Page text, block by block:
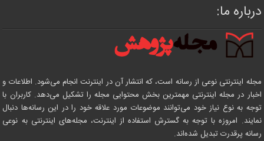
درباره ما:
مجله اینترنتی نوعی از رسانه است، که انتشار آن در اینترنت انجام می‌شود. اطلاعات و
اخبار در مجله اینترنتی مهمترین بخش محتوایی مجله را تشکیل می‌دهد. کاربران با
توجه به نوع نیاز خود می‌توانند موضوعات مورد علاقه خود را در این رسانه‌ها دنبال
نمایند. امروزه با توجه به گسترش استفاده از اینترنت، مجله‌های اینترنتی به نوعی
رسانه پرقدرت تبدیل شده‌اند.